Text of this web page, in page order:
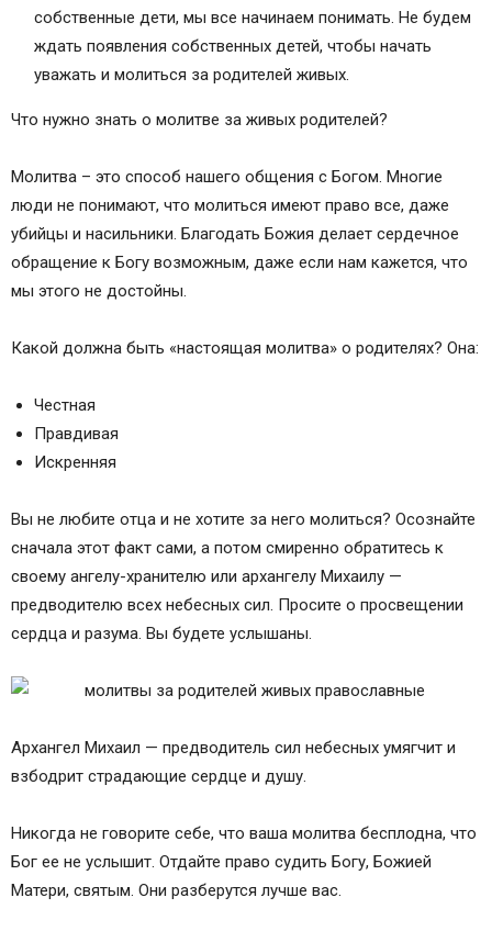
собственные дети, мы все начинаем понимать. Не будем
ждать появления собственных детей, чтобы начать
уважать и молиться за родителей живых.
Что нужно знать о молитве за живых родителей?
Молитва – это способ нашего общения с Богом. Многие
люди не понимают, что молиться имеют право все, даже
убийцы и насильники. Благодать Божия делает сердечное
обращение к Богу возможным, даже если нам кажется, что
мы этого не достойны.
Какой должна быть «настоящая молитва» о родителях? Она:
Честная
Правдивая
Искренняя
Вы не любите отца и не хотите за него молиться? Осознайте
сначала этот факт сами, а потом смиренно обратитесь к
своему ангелу-хранителю или архангелу Михаилу —
предводителю всех небесных сил. Просите о просвещении
сердца и разума. Вы будете услышаны.
Архангел Михаил — предводитель сил небесных умягчит и
взбодрит страдающие сердце и душу.
Никогда не говорите себе, что ваша молитва бесплодна, что
Бог ее не услышит. Отдайте право судить Богу, Божией
Матери, святым. Они разберутся лучше вас.